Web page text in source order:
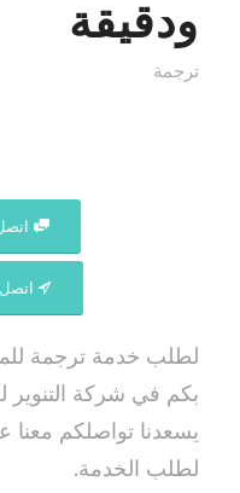
ودقيقة
ترجمة
لطلب خدمة ترجمة
بكم في شركة التنوير
يسعدنا تواصلكم معنا
لطلب الخدمة.